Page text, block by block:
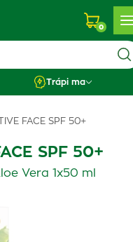
0
Trápi ma
FACE SPF 50+
SPF 50+
Vera 1x50 ml